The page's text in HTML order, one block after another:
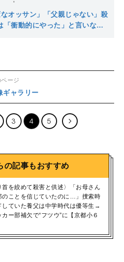
なオッサン」「父親じゃない」殺
「衝動的にやった」と言いなが
ージ
ギャラリー
3 4 5
の記事もおすすめ
首を絞めて殺害と供述〉「お母さん
のことを信じていたのに…」捜索時
していた養父は中学時代は優等生→
ー部補欠で“フツウ”に【京都小６